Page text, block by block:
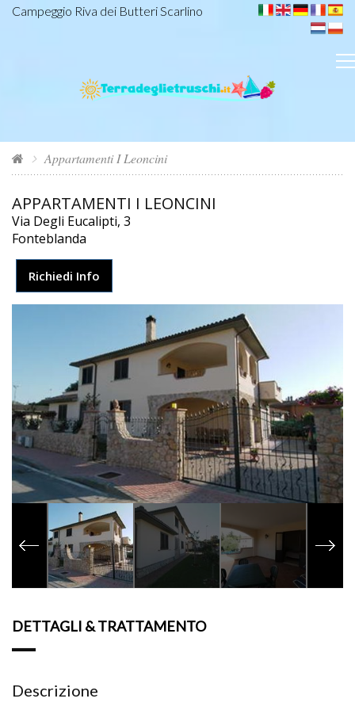
Campeggio Riva dei Butteri Scarlino
Appartamenti I Leoncini
APPARTAMENTI I LEONCINI
Via Degli Eucalipti, 3
Fonteblanda
Richiedi Info
DETTAGLI & TRATTAMENTO
Descrizione